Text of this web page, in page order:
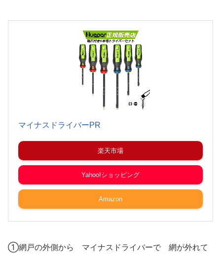
マイナスドライバーPR
楽天市場
Yahoo!ショッピング
Amazon
①網戸の外側から マイナスドライバーで 網が外れて